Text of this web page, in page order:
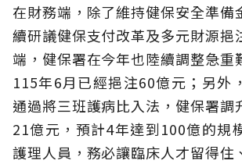
在財務端，除了維持健保安全準備
續研議健保支付改革及多元財源挹
端，健保署在今年也陸續調整急重
115年6月已經挹注60億元；另外
通過將三班護病比入法，健保署調
21億元，預計4年達到100億的規
護理人員，務必讓臨床人才留得住